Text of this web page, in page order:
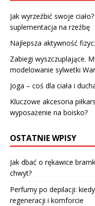
Jak wyrzeźbić swoje
suplementacja na rzeźbę
Najlepsza aktywność
Zabiegi wyszczuplające.
modelowanie sylwetki
Joga – coś dla ciała i
Kluczowe akcesoria
wyposażenie na boisko?
OSTATNIE WPISY
Jak dbać o rękawice
chwyt?
Perfumy po depilacji:
regeneracji i komforcie